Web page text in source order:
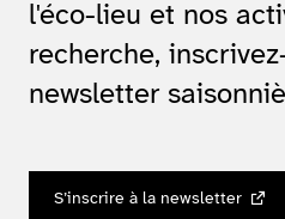
l'éco-lieu et nos
recherche,
newsletter
S’inscrire à la newsletter